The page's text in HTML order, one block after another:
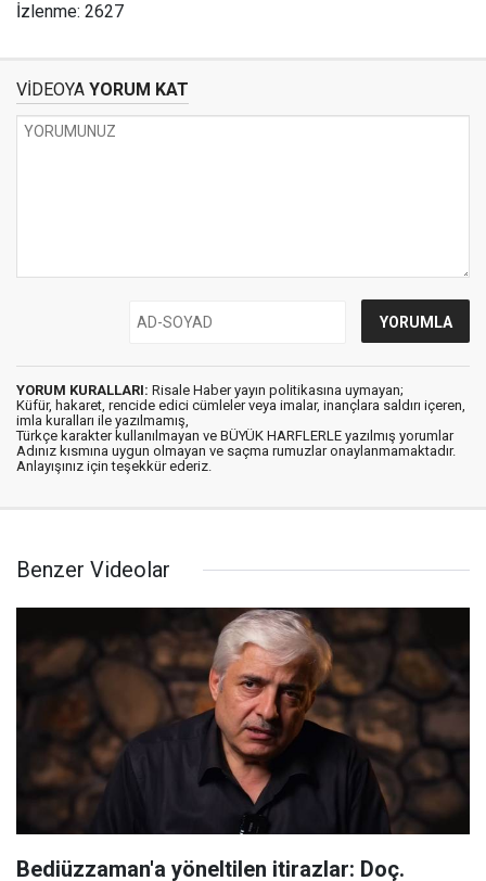
İzlenme: 2627
VİDEOYA YORUM KAT
YORUM KURALLARI: Risale Haber yayın politikasına uymayan;
Küfür, hakaret, rencide edici cümleler veya imalar, inançlara saldırı içeren,
imla kuralları ile yazılmamış,
Türkçe karakter kullanılmayan ve BÜYÜK HARFLERLE yazılmış yorumlar
Adınız kısmına uygun olmayan ve saçma rumuzlar onaylanmamaktadır.
Anlayışınız için teşekkür ederiz.
Benzer Videolar
Bediüzzaman'a yöneltilen itirazlar: Doç.